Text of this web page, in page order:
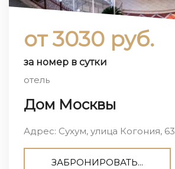
от 3030 руб.
за номер в сутки
отель
Дом Москвы
Адрес: Сухум, улица Когония, 63
ЗАБРОНИРОВАТЬ...